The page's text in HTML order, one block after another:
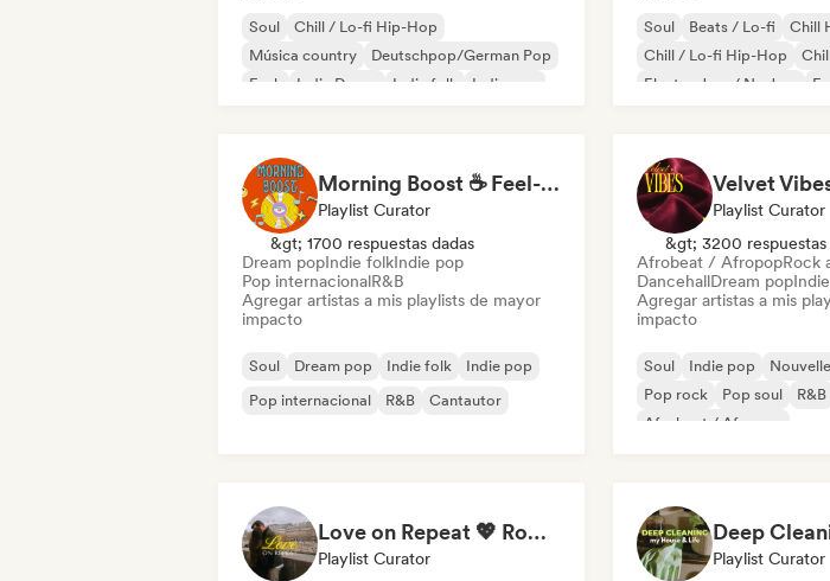
Soul
Chill / Lo-fi Hip-Hop
Música country
Deutschpop/German Pop
Funk
Indie Dance Indie folk Indie pop
Soul Beats / Lo-fi
Chill
Chill / Lo-fi Hip-Hop
Electro Jazz / Nu Jazz
Morning Boost ☕ Feel-Good Funk, Soul & Neo-Soul to Wake Up
Playlist Curator
&gt; 1700 respuestas dadas
Dream popIndie folkIndie pop
Pop internacionalR&B
Agregar artistas a mis playlists de mayor
impacto
Soul Dream pop Indie folk
Indie pop
Pop internacional
R&B Cantautor
Velvet
Playlist Curator
&gt; 3200 respuestas
Afrobeat / AfropopRock
DancehallDream pop
Agregar artistas a mis
impacto
Soul Indie pop
Pop rock
Pop soul R&B
Afrobeat / Afropop
Love on Repeat 💖 Romantic Indie Pop, Neo Soul & Singer-Songwriter
Playlist Curator
Playlist Curator